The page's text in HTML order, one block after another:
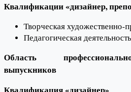
Квалификации «дизайнер,
Творческая художественно-
Педагогическая деятельность
Область
выпускников